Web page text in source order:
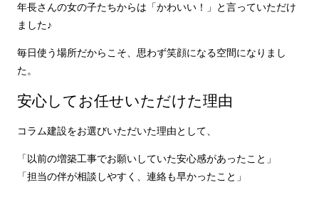
年長さんの女の子たちからは「かわいい！」と言っていただけ
ました♪
毎日使う場所だからこそ、思わず笑顔になる空間になりまし
た。
安心してお任せいただけた理由
コラム建設をお選びいただいた理由として、
「以前の増築工事でお願いしていた安心感があったこと」
「担当の伴が相談しやすく、連絡も早かったこと」